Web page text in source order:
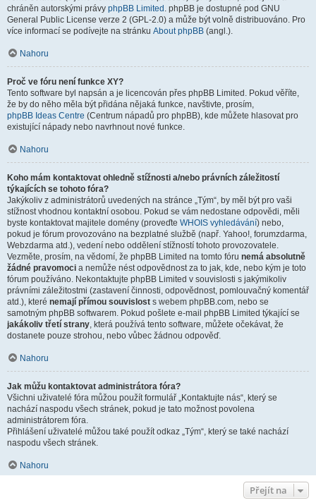
chráněn autorskými právy phpBB Limited . phpBB je dostupné pod GNU
General Public License verze 2 (GPL-2.0) a může být volně distribuováno. Pro
více informací se podívejte na stránku About phpBB (angl.).
Nahoru
Proč ve fóru není funkce XY?
Tento software byl napsán a je licencován přes phpBB Limited. Pokud věříte,
že by do něho měla být přidána nějaká funkce, navštivte, prosím,
phpBB Ideas Centre (Centrum nápadů pro phpBB), kde můžete hlasovat pro
existující nápady nebo navrhnout nové funkce.
Nahoru
Koho mám kontaktovat ohledně stížnosti a/nebo právních záležitostí
týkajících se tohoto fóra?
Jakýkoliv z administrátorů uvedených na stránce „Tým“, by měl být pro vaši
stížnost vhodnou kontaktní osobou. Pokud se vám nedostane odpovědi, měli
byste kontaktovat majitele domény (proveďte WHOIS vyhledávání) nebo,
pokud je fórum provozováno na bezplatné službě (např. Yahoo!, forumzdarma,
Webzdarma atd.), vedení nebo oddělení stížností tohoto provozovatele.
Vezměte, prosím, na vědomí, že phpBB Limited na tomto fóru nemá absolutně
žádné pravomoci a nemůže nést odpovědnost za to jak, kde, nebo kým je toto
fórum používáno. Nekontaktujte phpBB Limited v souvislosti s jakýmikoliv
právními záležitostmi (zastavení činnosti, odpovědnost, pomlouvačný komentář
atd.), které nemají přímou souvislost s webem phpBB.com, nebo se
samotným phpBB softwarem. Pokud pošlete e-mail phpBB Limited týkající se
jakákoliv třetí strany, která používá tento software, můžete očekávat, že
dostanete pouze strohou, nebo vůbec žádnou odpověď.
Nahoru
Jak můžu kontaktovat administrátora fóra?
Všichni uživatelé fóra můžou použít formulář „Kontaktujte nás“, který se
nachází naspodu všech stránek, pokud je tato možnost povolena
administrátorem fóra.
Přihlášení uživatelé můžou také použít odkaz „Tým“, který se také nachází
naspodu všech stránek.
Nahoru
Přejít na